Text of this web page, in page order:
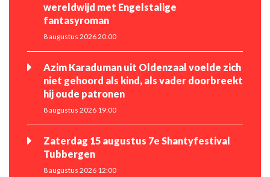
wereldwijd met Engelstalige
fantasyroman
8 augustus 2026 20:00
Azim Karaduman uit Oldenzaal voelde zich
niet gehoord als kind, als vader doorbreekt
hij oude patronen
8 augustus 2026 19:00
Zaterdag 15 augustus 7e Shantyfestival
Tubbergen
8 augustus 2026 12:00